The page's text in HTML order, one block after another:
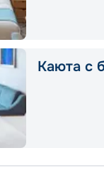
Каюта с